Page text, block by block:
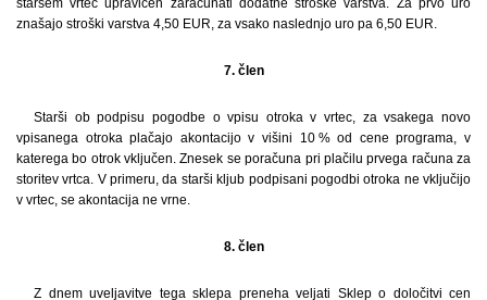
znašajo stroški varstva 4,50 EUR, za vsako naslednjo uro pa 6,50 EUR.
7. člen
Starši ob podpisu pogodbe o vpisu otroka v vrtec, za vsakega novo
vpisanega otroka plačajo akontacijo v višini 10 % od cene programa, v
katerega bo otrok vključen. Znesek se poračuna pri plačilu prvega računa za
storitev vrtca. V primeru, da starši kljub podpisani pogodbi otroka ne vključijo
v vrtec, se akontacija ne vrne.
8. člen
Z dnem uveljavitve tega sklepa preneha veljati Sklep o določitvi cen